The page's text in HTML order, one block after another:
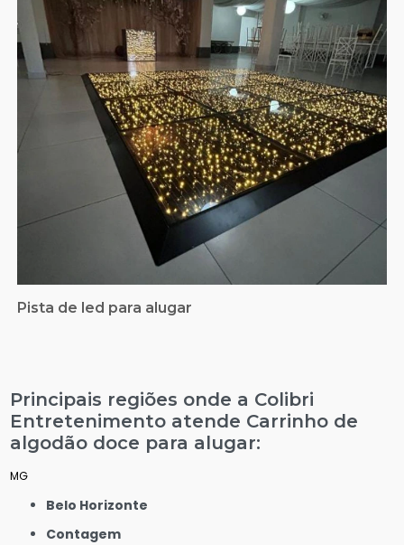
Pista de led para alugar
Principais regiões onde a Colibri
Entretenimento atende Carrinho de
algodão doce para alugar:
MG
Belo Horizonte
Contagem